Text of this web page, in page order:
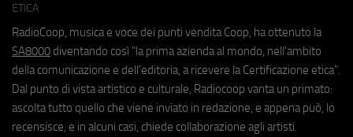
ETICA
RadioCoop, musica e voce dei punti vendita Coop, ha ottenuto la
SA8000 diventando così "la prima azienda al mondo, nell'ambito
della comunicazione e dell'editoria, a ricevere la Certificazione etica".
Dal punto di vista artistico e culturale, Radiocoop vanta un primato:
ascolta tutto quello che viene inviato in redazione, e appena può, lo
recensisce, e in alcuni casi, chiede collaborazione agli artisti.